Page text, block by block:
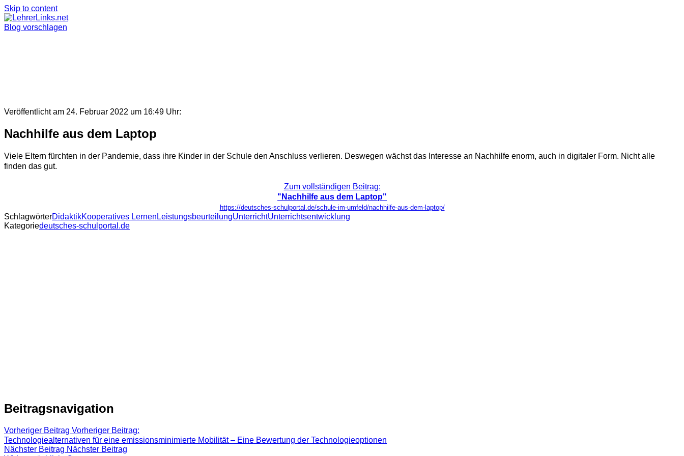
Skip to content
Blog vorschlagen
Veröffentlicht am 24. Februar 2022 um 16:49 Uhr:
Nachhilfe aus dem Laptop
Viele Eltern fürchten in der Pandemie, dass ihre Kinder in der Schule den Anschluss verlieren. Deswegen wächst das Interesse an Nachhilfe enorm, auch in digitaler Form. Nicht alle
finden das gut.
Zum vollständigen Beitrag:
"Nachhilfe aus dem Laptop"
https://deutsches-schulportal.de/schule-im-umfeld/nachhilfe-aus-dem-laptop/
SchlagwörterDidaktikKooperatives Lernen LeistungsbeurteilungUnterrichtUnterrichtsentwicklung
Kategoriedeutsches-schulportal.de
Beitragsnavigation
Vorheriger Beitrag Vorheriger Beitrag:
Technologiealternativen für eine emissionsminimierte Mobilität – Eine Bewertung der Technologieoptionen
Nächster Beitrag Nächster Beitrag